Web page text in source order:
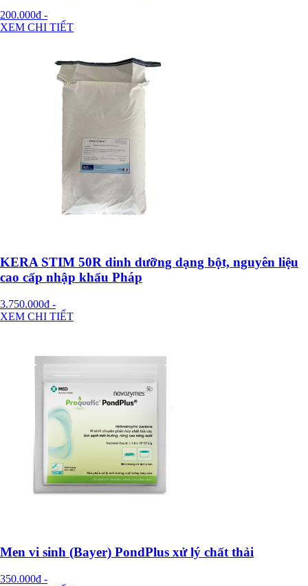
200.000đ -
XEM CHI TIẾT
KERA STIM 50R dinh dưỡng dạng bột, nguyên liệu
cao cấp nhập khẩu Pháp
3.750.000đ -
XEM CHI TIẾT
Men vi sinh (Bayer) PondPlus xử lý chất thải
350.000đ -